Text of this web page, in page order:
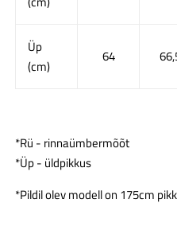
Üp
(cm)
64
*Rü - rinnaümbermõõt
*Üp - üldpikkus
*Pildil olev modell on 175cm